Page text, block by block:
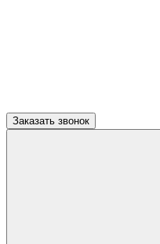
Заказать звонок